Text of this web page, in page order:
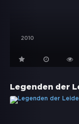
2010